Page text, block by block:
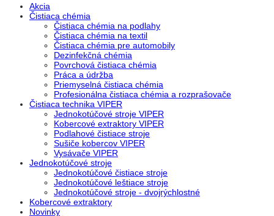
Akcia
Čistiaca chémia
Čistiaca chémia na podlahy
Čistiaca chémia na textil
Čistiaca chémia pre automobily
Dezinfekčná chémia
Povrchová čistiaca chémia
Práca a údržba
Priemyselná čistiaca chémia
Profesionálna čistiaca chémia a rozprašovače
Čistiaca technika VIPER
Jednokotúčové stroje VIPER
Kobercové extraktory VIPER
Podlahové čistiace stroje
Sušiče kobercov VIPER
Vysávače VIPER
Jednokotúčové stroje
Jednokotúčové čistiace stroje
Jednokotúčové leštiace stroje
Jednokotúčové stroje - dvojrýchlostné
Kobercové extraktory
Novinky